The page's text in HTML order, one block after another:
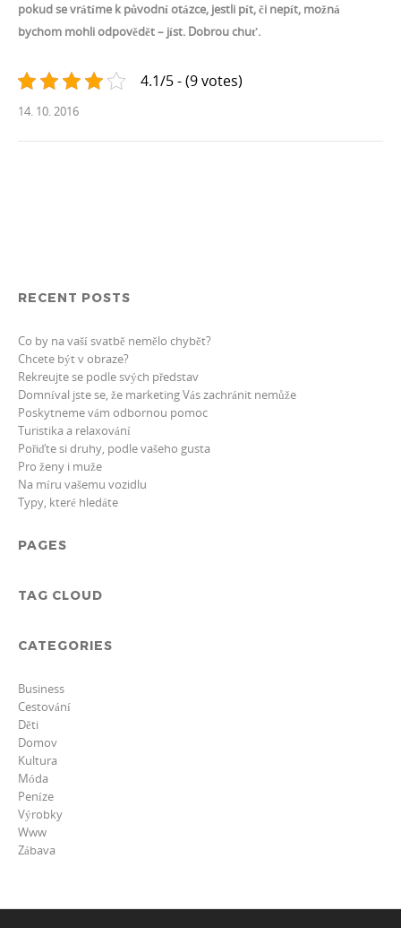
pokud se vrátíme k původní otázce, jestli pít, či nepít, možná
bychom mohli odpovědět – jíst. Dobrou chuť.
4.1/5 - (9 votes)
14. 10. 2016
RECENT POSTS
Co by na vaší svatbě nemělo chybět?
Chcete být v obraze?
Rekreujte se podle svých představ
Domníval jste se, že marketing Vás zachránit nemůže
Poskytneme vám odbornou pomoc
Turistika a relaxování
Pořiďte si druhy, podle vašeho gusta
Pro ženy i muže
Na míru vašemu vozidlu
Typy, které hledáte
PAGES
TAG CLOUD
CATEGORIES
Business
Cestování
Děti
Domov
Kultura
Móda
Peníze
Výrobky
Www
Zábava